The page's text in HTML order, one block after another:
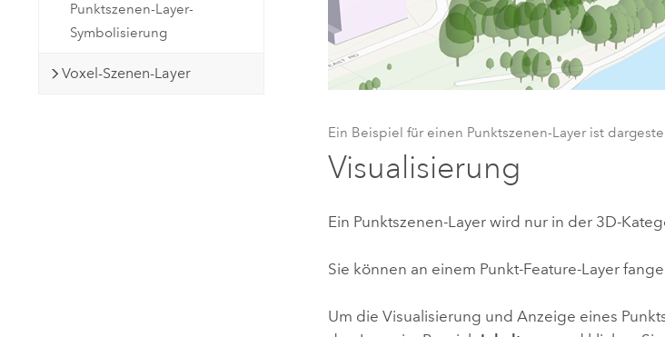
Punktszenen-Layer-
Symbolisierung
Voxel-Szenen-Layer
Ein Beispiel für einen Punktszenen-Layer ist
Visualisierung
Ein Punktszenen-Layer wird nur in der 3D-
Sie können an einem Punkt-Feature-Layer
Um die Visualisierung und Anzeige eines